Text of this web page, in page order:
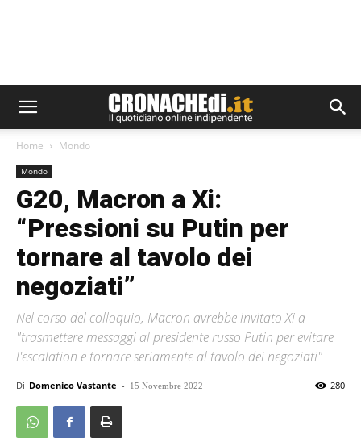
Home Mondo
Mondo
G20, Macron a Xi:
“Pressioni su Putin per
tornare al tavolo dei
negoziati”
Nel corso del colloquio, Macron avrebbe invitato Xi a
"trasmettere messaggi al presidente russo Putin per evitare
l'escalation e tornare seriamente al tavolo dei negoziati"
Di Domenico Vastante - 15 Novembre 2022 280